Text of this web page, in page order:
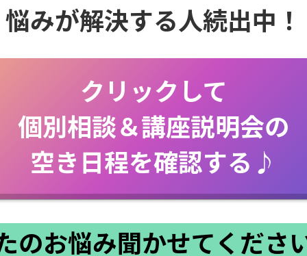
悩みが解決する人続出中！
クリックして
個別相談＆講座説明会の
空き日程を確認する♪
のお悩み聞かせてくださ